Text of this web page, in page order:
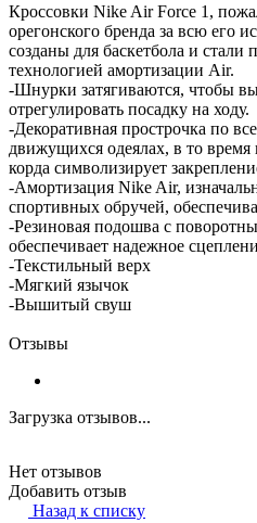
Кроссовки Nike Air Force 1,
орегонского бренда за всю его
созданы для баскетбола и
технологией амортизации Air.
-Шнурки затягиваются, чтобы
отрегулировать посадку на ходу.
-Декоративная прострочка по
движущихся одеялах, в то
корда символизирует
-Амортизация Nike Air,
спортивных обручей,
-Резиновая подошва с
обеспечивает надежное
-Текстильный верх
-Мягкий язычок
-Вышитый свуш
Отзывы
Загрузка отзывов...
Нет отзывов
Добавить отзыв
Назад к списку